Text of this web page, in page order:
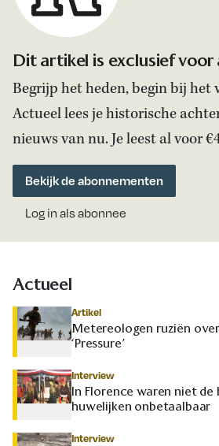
Dit artikel is exclusief voor
Begrijp het heden, begin bij het
Actueel lees je historische
nieuws van nu. Je leest al voor
Bekijk de abonnementen
Log in als abonnee
Actueel
Artikel
Metereologen ruziën
‘Pressure’
Interview
In Florence waren niet de
huwelijken onbetaalbaar
Interview